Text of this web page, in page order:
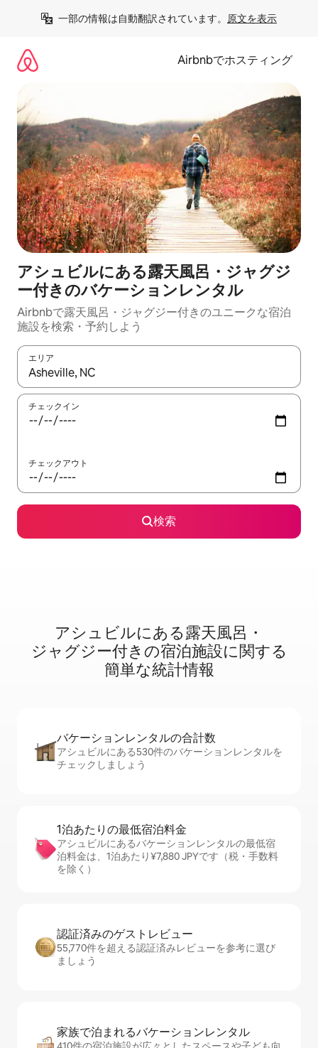
一部の情報は自動翻訳されています。 原文を表示
Airbnbでホスティング
アシュビルにある露天風呂・ジャグジ
ー付きのバケーションレンタル
Airbnbで露天風呂・ジャグジー付きのユニークな宿泊
施設を検索・予約しよう
エリア
検索結果が表示されたら、上下の矢印キーを使って移動するか
チェックイン
チェックアウト
検索
アシュビルに⁠あ⁠る露⁠天⁠風⁠呂・
ジ⁠ャ⁠グ⁠ジ⁠ー⁠付⁠き⁠の宿⁠泊⁠施⁠設⁠に関⁠す⁠る
簡⁠単⁠な統⁠計⁠情⁠報
バケーションレ⁠ン⁠タ⁠ル⁠の合⁠計⁠数
アシュビルにある530件のバケーションレンタルを
チェックしましょう
1泊あたりの最⁠低⁠宿⁠泊⁠料⁠金
アシュビルにあるバケーションレンタルの最低宿
泊料金は、1泊あたり¥7,880 JPYです（税・手数料
を除く）
認証済みのゲ⁠ス⁠ト⁠レ⁠ビ⁠ュ⁠ー
55,770件を超える認証済みレビューを参考に選び
ましょう
家族で泊まれるバ⁠ケ⁠ー⁠シ⁠ョ⁠ンレ⁠ン⁠タ⁠ル